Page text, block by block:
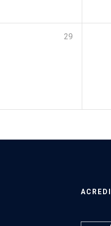
29